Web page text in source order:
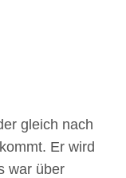
gleich nach
Er wird
war über